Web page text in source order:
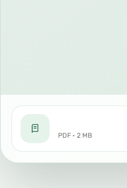
PDF · 2 MB